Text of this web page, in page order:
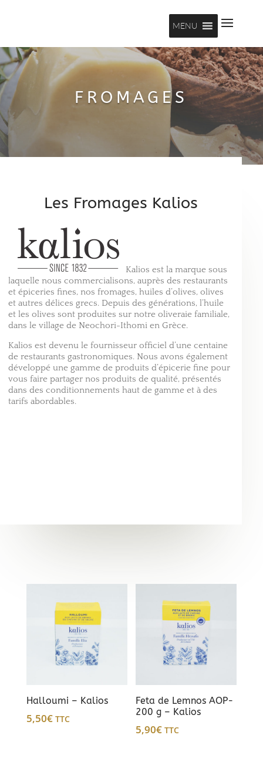
MENU
FROMAGES
Les Fromages Kalios
Kalios est la marque sous
laquelle nous commercialisons, auprès des restaurants
et épiceries fines, nos fromages, huiles d’olives, olives
et autres délices grecs. Depuis des générations, l’huile
et les olives sont produites sur notre oliveraie familiale,
dans le village de Neochori-Ithomi en Grèce.
Kalios est devenu le fournisseur officiel d’une centaine
de restaurants gastronomiques. Nous avons également
développé une gamme de produits d’épicerie fine pour
vous faire partager nos produits de qualité, présentés
dans des conditionnements haut de gamme et à des
tarifs abordables.
Halloumi – Kalios
5,50€ TTC
Feta de Lemnos AOP-
200 g – Kalios
5,90€ TTC